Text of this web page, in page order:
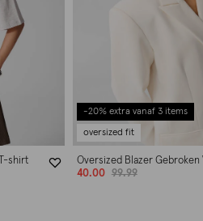
shirt
-20% extra vanaf 3 items
oversized fit
Oversized Blazer Gebroken
40.00
99.99